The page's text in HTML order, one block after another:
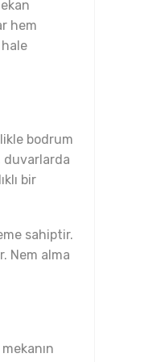
hem
bodrum
duvarlarda
bir
sahiptir.
Nem alma